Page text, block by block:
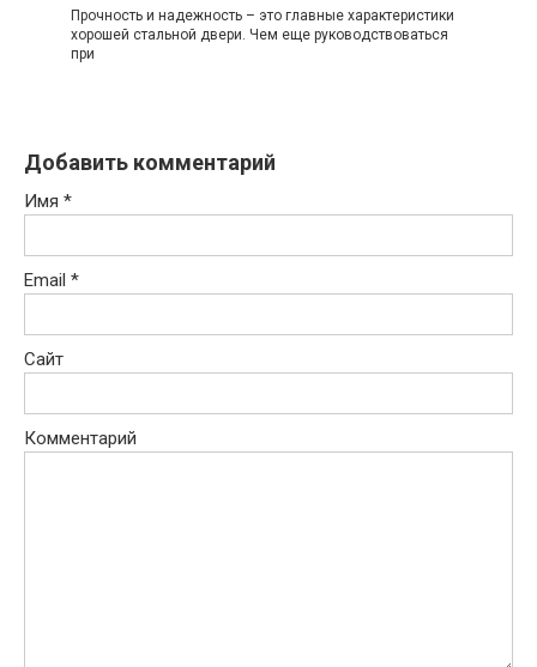
Прочность и надежность – это главные характеристики
хорошей стальной двери. Чем еще руководствоваться
при
Добавить комментарий
Имя *
Email *
Сайт
Комментарий